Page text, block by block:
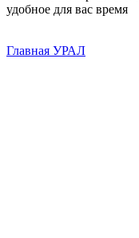
удобное для вас время
Главная УРАЛ